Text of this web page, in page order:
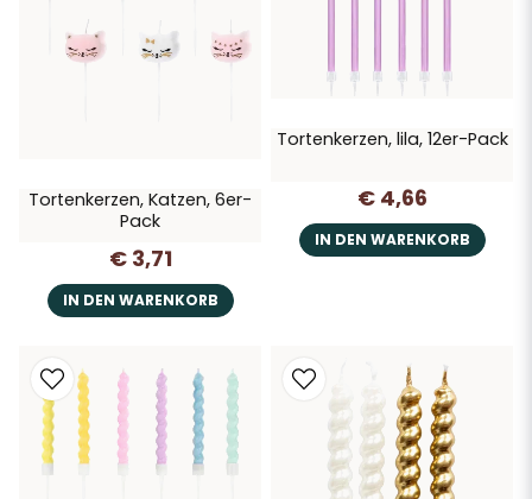
Tortenkerzen, Katzen, 6er-
Pack
€ 3,71
IN DEN WARENKORB
Tortenkerzen, lila, 12er-Pack
€ 4,66
IN DEN WARENKORB